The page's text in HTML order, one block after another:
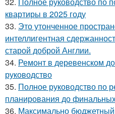
квартиры в 2025 году
33. Это утонченное
интеллигентная
старой доброй Англии.
34. Ремонт в деревенском
руководство
35. Полное руководство по
планирования до
36. Максимально бюджетный